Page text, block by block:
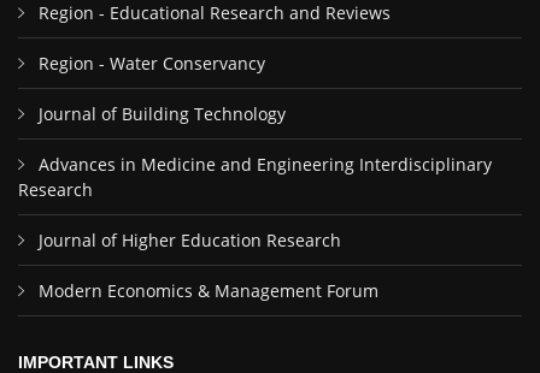
Region - Educational Research and Reviews
Region - Water Conservancy
Journal of Building Technology
Advances in Medicine and Engineering Interdisciplinary
Research
Journal of Higher Education Research
Modern Economics & Management Forum
IMPORTANT LINKS